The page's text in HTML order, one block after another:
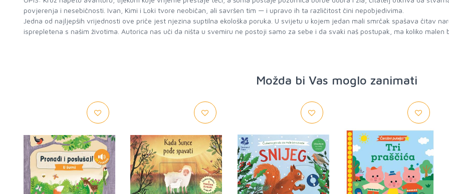
povjerenja i nesebičnosti. Ivan, Kimi i Loki tvore neobičan, ali savršen tim — i upravo ih ta različitost čini nepobjedivima.
Jedna od najljepših vrijednosti ove priče jest njezina suptilna ekološka poruka. U svijetu u kojem jedan mali smrčak spašava čitav
isprepletena s našim životima. Autorica nas uči da ništa u svemiru ne postoji samo za sebe i da svaki naš postupak, ma koliko malen
Možda bi Vas moglo zanimati